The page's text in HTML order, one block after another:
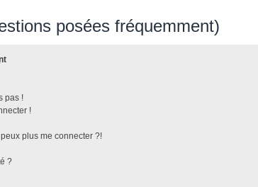
posées fréquemment)
pas !
!
plus me connecter ?!
?